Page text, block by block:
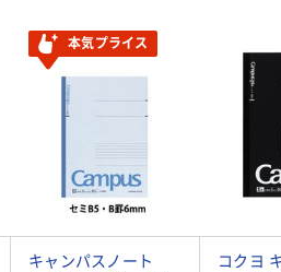
本気プライス
キャンパスノート
コクヨ